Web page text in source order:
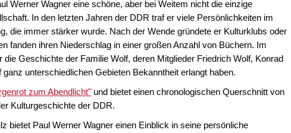
Werner Wagner eine schöne, aber bei Weitem nicht die einzige
In den letzten Jahren der DDR traf er viele Persönlichkeiten im
die immer stärker wurde. Nach der Wende gründete er Kulturklubs oder
fanden ihren Niederschlag in einer großen Anzahl von Büchern. Im
Geschichte der Familie Wolf, deren Mitglieder Friedrich Wolf, Konrad
unterschiedlichen Gebieten Bekanntheit erlangt haben.
zum Abendlicht" und bietet einen chronologischen Querschnitt von
Kulturgeschichte der DDR.
bietet Paul Werner Wagner einen Einblick in seine persönliche